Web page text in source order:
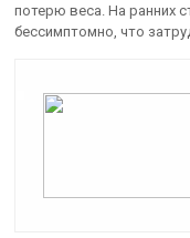
потерю веса. На ранних
бессимптомно, что